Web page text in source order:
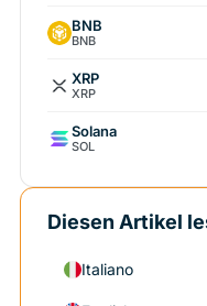
BNB
BNB
XRP
XRP
Solana
SOL
Diesen Artikel
Italiano